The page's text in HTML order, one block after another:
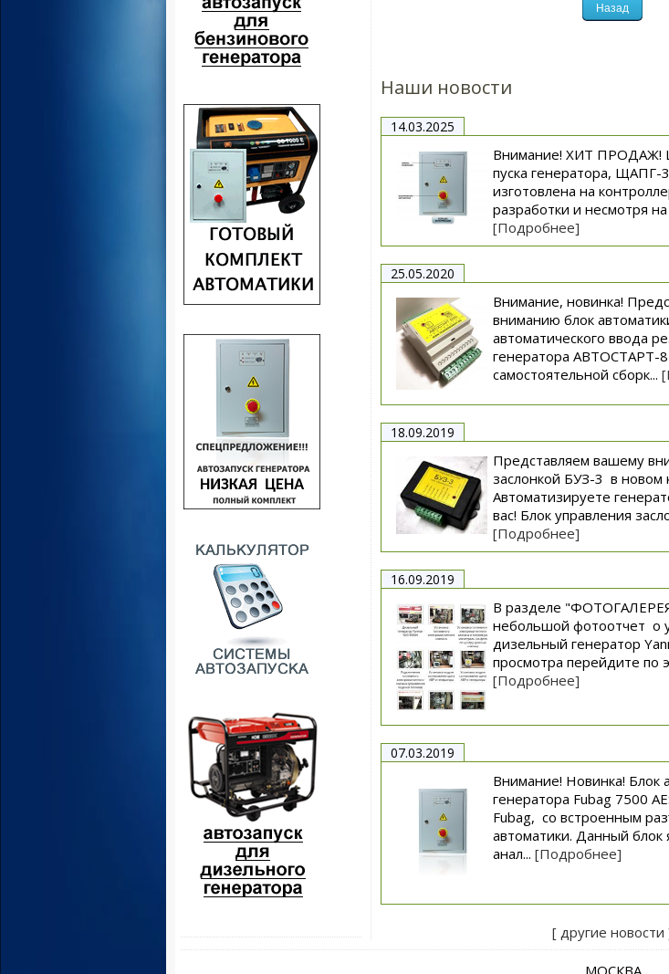
Наши новости
14.03.2025
Внимание! ХИТ ПРОДАЖ!
пуска генератора,
изготовлена на
разработки и несмотря
[Подробнее]
25.05.2020
Внимание, новинка!
вниманию блок
автоматического ввода
генератора АВТОСТАРТ-
самостоятельной сборк...
18.09.2019
Представляем вашему
заслонкой БУЗ-3 в новом
Автоматизируете
вас! Блок управления
[Подробнее]
16.09.2019
В разделе
небольшой фотоотчет о
дизельный генератор
просмотра перейдите по
[Подробнее]
07.03.2019
Внимание! Новинка! Блок
генератора Fubag 7500
Fubag, со встроенным
автоматики. Данный блок
анал... [Подробнее]
[ другие новости
МОСКВА